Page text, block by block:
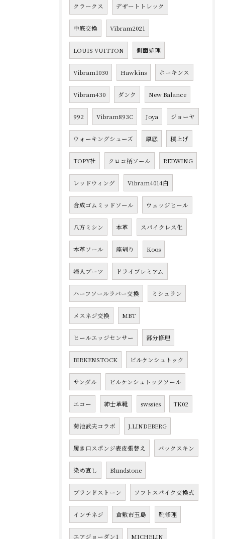
クラークス デザートトレック
中底交換 Vibram2021
LOUIS VUITTON 側面処理
Vibram1030 Hawkins ホーキンス
Vibram430 ダンク New Balance
992 Vibram893C Joya ジョーヤ
ウォーキングシューズ 厚底 積上げ
TOPY社 クロコ柄ソール REDWING
レッドウィング Vibram4014白
合成ゴムミッドソール ウェッジヒール
八方ミシン 本革 スパイクレス化
本革ソール 座刳り Koos
婦人ブーツ ドライプレミアム
ハーフソールラバー交換 ミシュラン
メスネジ交換 MBT
ヒールエッジセンサー 部分修理
BIRKENSTOCK ビルケンシュトック
サンダル ビルケンシュトックソール
エコー 紳士革靴 swssies TK02
菊池武夫コラボ J.LINDEBERG
履き口スポンジ表皮張替え バックスキン
染め直し Blundstone
ブランドストーン ソフトスパイク交換式
インチネジ 倉敷市玉島 靴修理
エアジョーダン1 MICHELIN